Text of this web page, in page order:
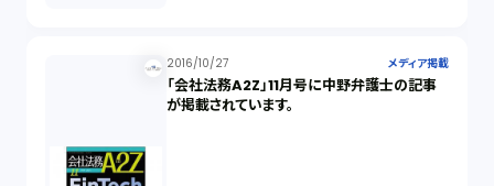
2016/10/27 メディア掲載
「会社法務A2Z」11月号に中野弁護士の記事
が掲載されています。